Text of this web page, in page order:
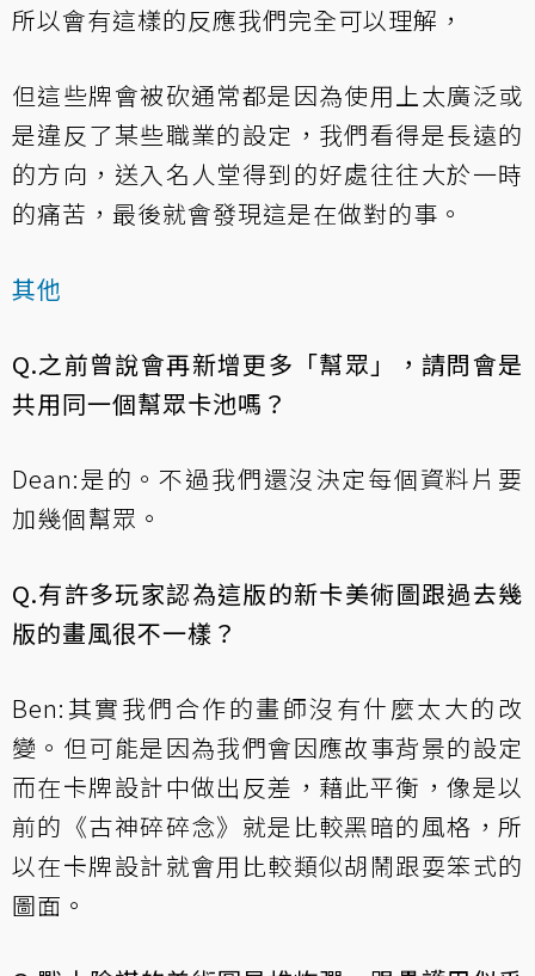
所以會有這樣的反應我們完全可以理解，
但這些牌會被砍通常都是因為使用上太廣泛或
是違反了某些職業的設定，我們看得是長遠的
的方向，送入名人堂得到的好處往往大於一時
的痛苦，最後就會發現這是在做對的事。
其他
Q.之前曾說會再新增更多「幫眾」，請問會是
共用同一個幫眾卡池嗎？
Dean:是的。不過我們還沒決定每個資料片要
加幾個幫眾。
Q.有許多玩家認為這版的新卡美術圖跟過去幾
版的畫風很不一樣？
Ben:其實我們合作的畫師沒有什麼太大的改
變。但可能是因為我們會因應故事背景的設定
而在卡牌設計中做出反差，藉此平衡，像是以
前的《古神碎碎念》就是比較黑暗的風格，所
以在卡牌設計就會用比較類似胡鬧跟耍笨式的
圖面。